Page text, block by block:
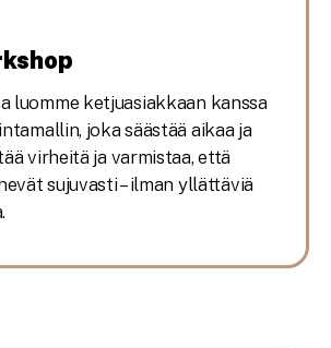
luomme ketjuasiakkaan kanssa
joka säästää aikaa ja
virheitä ja varmistaa, että
sujuvasti – ilman yllättäviä